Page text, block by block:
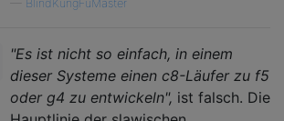
BlindKungFuMaster
"Es ist nicht so einfach, in einem
dieser Systeme einen c8-Läufer zu f5
oder g4 zu entwickeln", ist falsch. Die